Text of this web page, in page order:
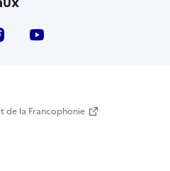
Instagram
de la Francophonie